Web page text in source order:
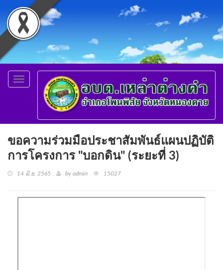
Toggle
navigation
ขอความร่วมมือประชาสัมพันธ์แผนปฏิบัติ
การโครงการ "บอกดิน" (ระยะที่ 3)
14 มิ.ย. 2565 by admin 15027